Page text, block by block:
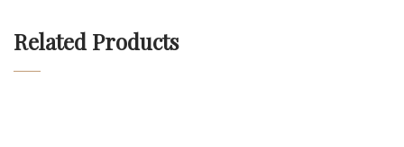
Related Products